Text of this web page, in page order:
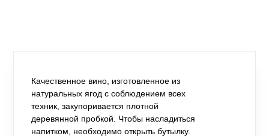
Качественное вино, изготовленное из
натуральных ягод с соблюдением всех
техник, закупоривается плотной
деревянной пробкой. Чтобы насладиться
напитком, необходимо открыть бутылку.